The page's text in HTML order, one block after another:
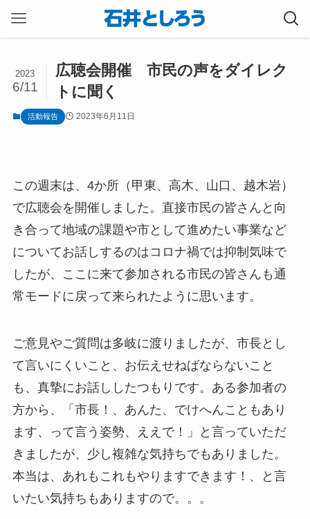
広聴会開催 市民の声をダイレク
トに聞く
2023
6/11
活動報告 2023年6月11日
この週末は、4か所（甲東、高木、山口、越木岩）
で広聴会を開催しました。直接市民の皆さんと向
き合って地域の課題や市として進めたい事業など
についてお話しするのはコロナ禍では抑制気味で
したが、ここに来て参加される市民の皆さんも通
常モードに戻って来られたように思います。
ご意見やご質問は多岐に渡りましたが、市長とし
て言いにくいこと、お伝えせねばならないこと
も、真摯にお話ししたつもりです。ある参加者の
方から、「市長！、あんた、でけへんこともあり
ます、って言う姿勢、ええで！」と言っていただ
きましたが、少し複雑な気持ちでもありました。
本当は、あれもこれもやりますできます！、と言
いたい気持ちもありますので。。。